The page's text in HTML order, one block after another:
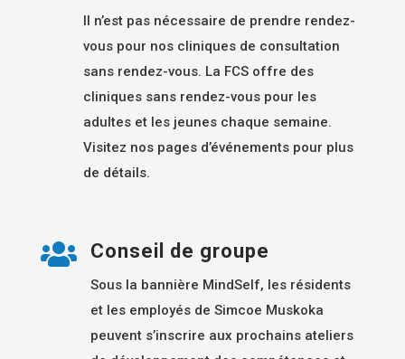
Il n’est pas nécessaire de prendre rendez-
vous pour nos cliniques de consultation
sans rendez-vous. La FCS offre des
cliniques sans rendez-vous pour les
adultes et les jeunes chaque semaine.
Visitez nos pages d’événements pour plus
de détails.
 Conseil de groupe
Sous la bannière MindSelf, les résidents
et les employés de Simcoe Muskoka
peuvent s’inscrire aux prochains ateliers